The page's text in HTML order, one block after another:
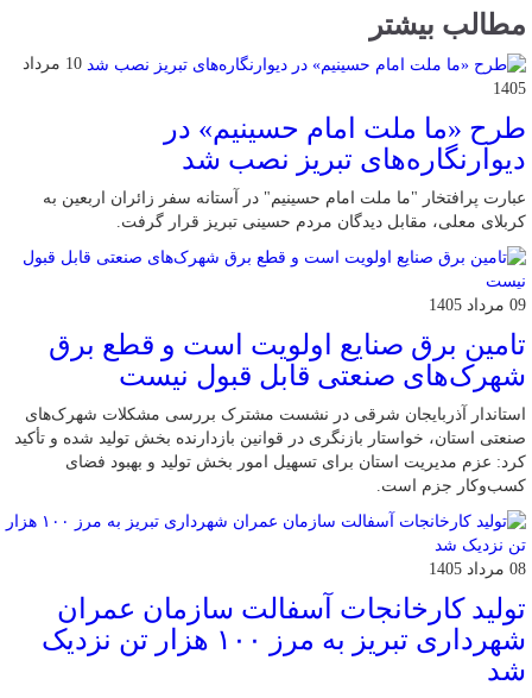
مطالب بیشتر
10 مرداد
1405
طرح «ما ملت امام حسینیم» در
دیوارنگاره‌های تبریز نصب شد
عبارت پرافتخار "ما ملت امام حسینیم" در آستانه سفر زائران اربعین به
کربلای معلی، مقابل دیدگان مردم حسینی تبریز قرار گرفت.
09 مرداد 1405
تامین برق صنایع اولویت است و قطع برق
شهرک‌های صنعتی قابل قبول نیست
استاندار آذربایجان شرقی در نشست مشترک بررسی مشکلات شهرک‌های
صنعتی استان، خواستار بازنگری در قوانین بازدارنده بخش تولید شده و تأکید
کرد: عزم مدیریت استان برای تسهیل امور بخش تولید و بهبود فضای
کسب‌وکار جزم است.
08 مرداد 1405
تولید کارخانجات آسفالت سازمان عمران
شهرداری تبریز به مرز ۱۰۰ هزار تن نزدیک
شد